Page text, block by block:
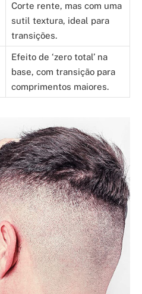
Corte rente, mas com uma
sutil textura, ideal para
transições.
Efeito de ‘zero total’ na
base, com transição para
comprimentos maiores.